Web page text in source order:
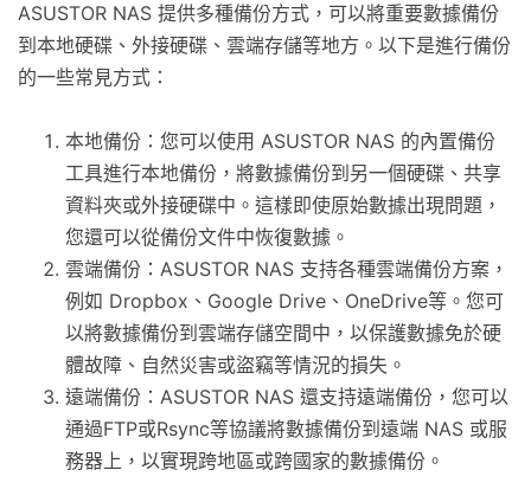
ASUSTOR NAS 提供多種備份方式，可以將重要數據備份
到本地硬碟、外接硬碟、雲端存儲等地方。以下是進行備份
的一些常見方式：
本地備份：您可以使用 ASUSTOR NAS 的內置備份
工具進行本地備份，將數據備份到另一個硬碟、共享
資料夾或外接硬碟中。這樣即使原始數據出現問題，
您還可以從備份文件中恢復數據。
雲端備份：ASUSTOR NAS 支持各種雲端備份方案，
例如 Dropbox、Google Drive、OneDrive等。您可
以將數據備份到雲端存儲空間中，以保護數據免於硬
體故障、自然災害或盜竊等情況的損失。
遠端備份：ASUSTOR NAS 還支持遠端備份，您可以
通過FTP或Rsync等協議將數據備份到遠端 NAS 或服
務器上，以實現跨地區或跨國家的數據備份。